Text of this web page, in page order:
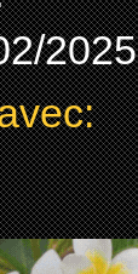
2025